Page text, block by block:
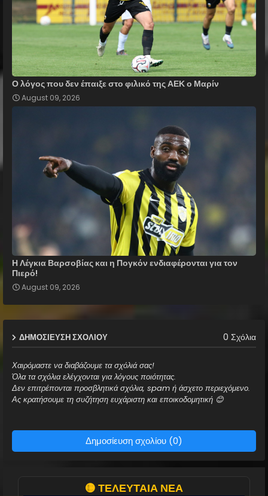
Ο λόγος που δεν έπαιξε στο φιλικό της ΑΕΚ ο Μαρίν
August 09, 2026
Η Λέγκια Βαρσοβίας και η Πογκόν ενδιαφέρονται για τον
Πιερό!
August 09, 2026
ΔΗΜΟΣΊΕΥΣΗ ΣΧΟΛΊΟΥ 0 Σχόλια
Χαιρόμαστε να διαβάζουμε τα σχόλιά σας!
Όλα τα σχόλια ελέγχονται για λόγους ποιότητας.
Δεν επιτρέπονται προσβλητικά σχόλια, spam ή άσχετο περιεχόμενο.
Ας κρατήσουμε τη συζήτηση ευχάριστη και εποικοδομητική 😊
Δημοσίευση σχολίου (0)
🟡 ΤΕΛΕΥΤΑΙΑ ΝΕΑ